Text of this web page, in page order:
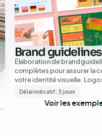
Brand guidelines
Élaboration de brand
complètes pour assurer la
votre identité visuelle.
typographies, couleurs et
Délai indicatif :3 jours
Voir les